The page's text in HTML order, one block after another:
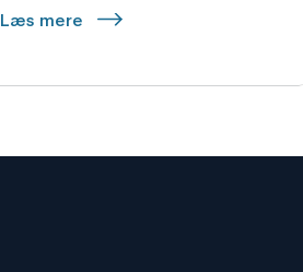
Læs mere